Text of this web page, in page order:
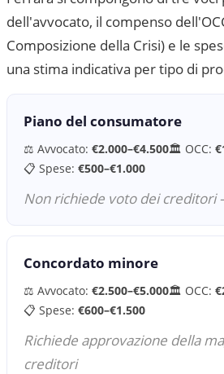
dell'avvocato, il compenso
Composizione della Crisi) e le
una stima indicativa per tipo di
Piano del consumatore
⚖️ Avvocato: €2.000–€4.500🏛 OCC:
📋 Spese: €500–€1.000
Non richiede voto dei
Concordato minore
⚖️ Avvocato: €2.500–€5.000🏛 OCC:
📋 Spese: €600–€1.500
Richiede approvazione della
creditori